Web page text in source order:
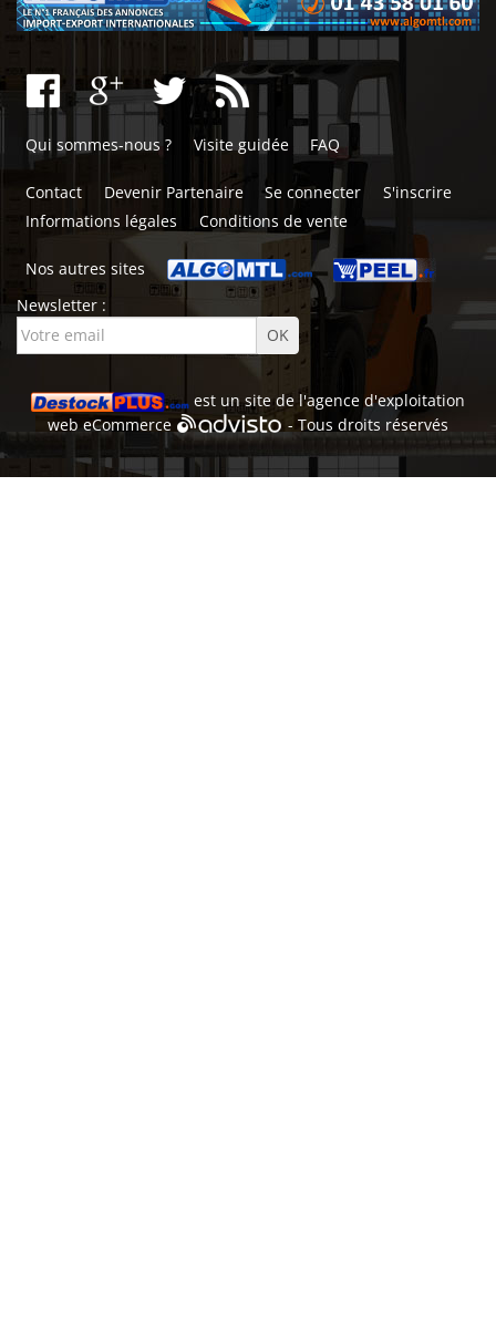
Qui sommes-nous ? Visite guidée FAQ
Contact Devenir Partenaire Se connecter
S'inscrire
Informations légales
Conditions de vente
Nos autres sites
Newsletter :
est un site de l'agence d'exploitation
webeCommerce - Tous droits réservés